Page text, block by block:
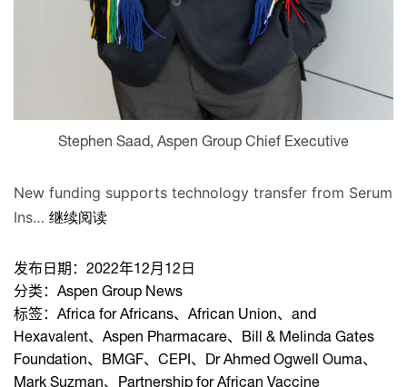
Stephen Saad, Aspen Group Chief Executive
New funding supports technology transfer from Serum
Ins… 继续阅读
发布日期： 2022年12月12日
分类： Aspen Group News
标签： Africa for Africans、 African Union、 and
Hexavalent、 Aspen Pharmacare、 Bill & Melinda Gates
Foundation、 BMGF、 CEPI、 Dr Ahmed Ogwell Ouma、
Mark Suzman、 Partnership for African Vaccine